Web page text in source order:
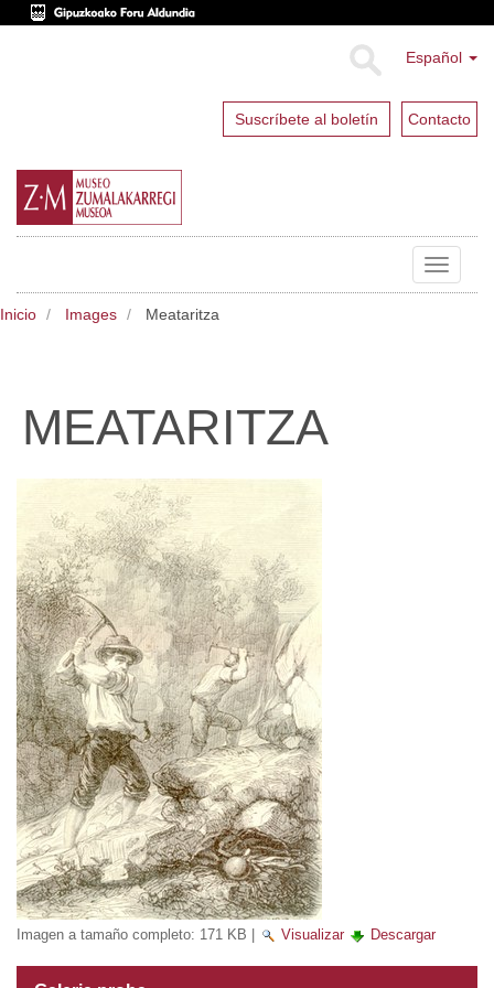
Español
Suscríbete al boletín Contacto
Toggle
Inicio Images Meataritza
MEATARITZA
Imagen a tamaño completo: 171 KB Visualizar Descargar